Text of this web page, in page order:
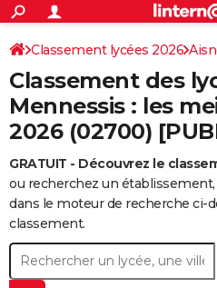
ACTUALITÉS
Politique
Société
Faits Divers
Education
Monde
Villes
+
SPORT
Coupe du monde 2026
Football
Tennis
Cyclisme
Rugby
Forum
Programme TV
TNT
Streaming
Cinéma
Sorties cinéma
Musique
+
FINANCE
Retraite
Impôts
Epargne
Immobilier
Risques naturels par ville
Banque
Assurance
Crédit
AUTO
Essais
Réserver un essai
Citadines
Berlines
SUV
Forum auto
+
HIGH-TECH
BRICOLAGE
Forum
Aménagement intérieur
Extérieur
Cuisine
Salle de bains
Jardinage
Rangement
+WEEK-END
Classement lycées 2026
Classement des
Mennessis : les
2026 (02700)
GRATUIT - Découvrez le
ou recherchez un
dans le moteur de recherche ci-
classement.